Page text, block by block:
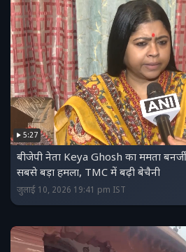
5:27
बीजेपी नेता Keya Ghosh का ममता
सबसे बड़ा हमला, TMC में बढ़ी बेचैनी
जुलाई 10, 2026 19:41 pm IST